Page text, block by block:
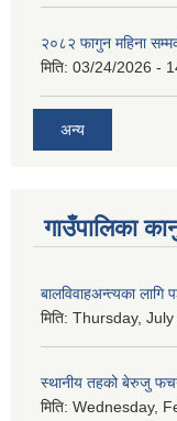
२०८२ फागुन महिना
मिति: 03/24/2026 -
अन्य
गाउँपालिका
बालविवाहअन्त्यका लागि
मिति: Thursday,
स्थानीय तहको बेरुजु
मिति: Wednesday,